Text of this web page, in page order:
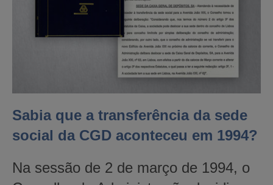
Sabia que a transferência da sede
social da CGD aconteceu em 1994?
Na sessão de 2 de março de 1994, o